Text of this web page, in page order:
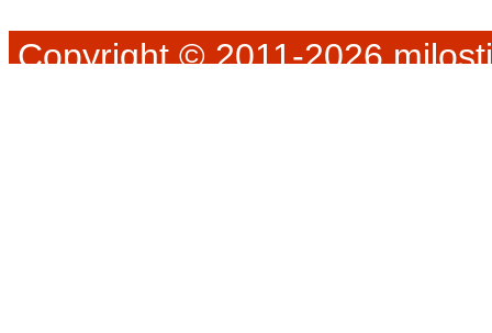
Copyright © 2011-2026